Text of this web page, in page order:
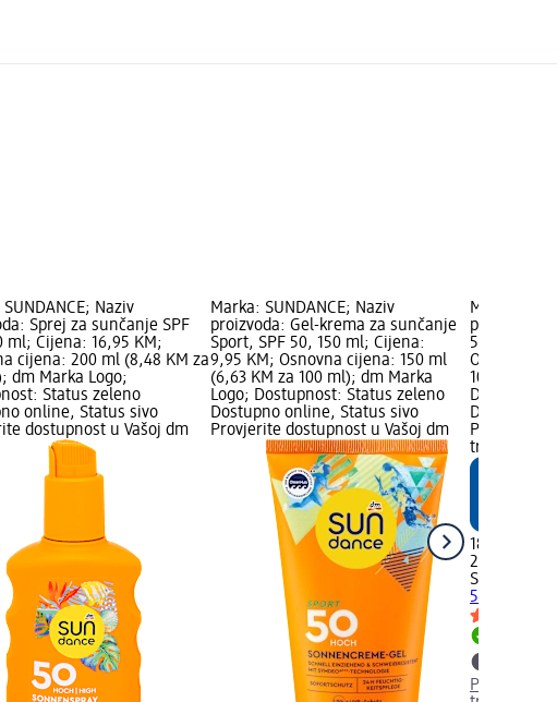
Naziv
Sprej za sunčanje SPF
ml; Cijena: 16,95 KM;
cijena: 200 ml (8,48 KM za
dm Marka Logo;
Status zeleno
online, Status sivo
dostupnost u Vašoj dm
Marka: SUNDANCE; Naziv
proizvoda: Gel-krema za sunčanje
Sport, SPF 50, 150 ml; Cijena:
9,95 KM; Osnovna cijena: 150 ml
(6,63 KM za 100 ml); dm Marka
Logo; Dostupnost: Status zeleno
Dostupno online, Status sivo
Provjerite dostupnost u Vašoj dm
Marka:
proizvoda:
50+, 200
Osnovna
100 ml);
Dostupno
Provjerite
trgovini
18,95 KM
200 ml
SUNDANCE
50+, 200 ml
Provjerite